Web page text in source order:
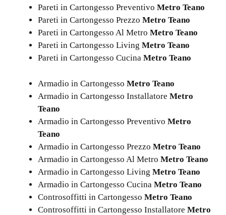
Pareti in Cartongesso Preventivo Metro Teano
Pareti in Cartongesso Prezzo Metro Teano
Pareti in Cartongesso Al Metro Metro Teano
Pareti in Cartongesso Living Metro Teano
Pareti in Cartongesso Cucina Metro Teano
Armadio in Cartongesso Metro Teano
Armadio in Cartongesso Installatore Metro
Teano
Armadio in Cartongesso Preventivo Metro
Teano
Armadio in Cartongesso Prezzo Metro Teano
Armadio in Cartongesso Al Metro Metro Teano
Armadio in Cartongesso Living Metro Teano
Armadio in Cartongesso Cucina Metro Teano
Controsoffitti in Cartongesso Metro Teano
Controsoffitti in Cartongesso Installatore Metro